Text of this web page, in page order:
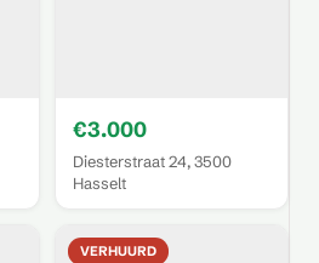
€3.000
Diesterstraat 24, 3500
Hasselt
VERHUURD